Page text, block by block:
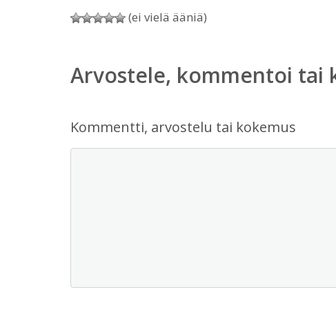
(ei vielä ääniä)
Arvostele, kommentoi tai
Kommentti, arvostelu tai kokemus